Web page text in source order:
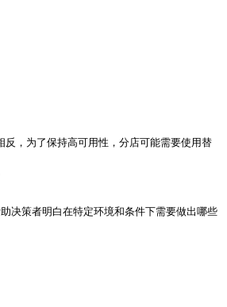
，为了保持高可用性，分店可能需要使用替
决策者明白在特定环境和条件下需要做出哪些